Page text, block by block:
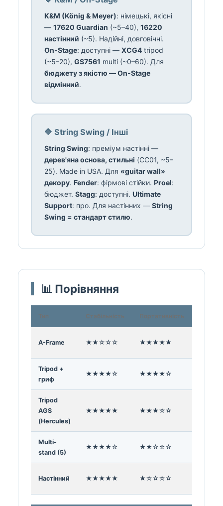
K&M (König & Meyer): німецькі, якісні
— 17620 Guardian (~5–40), 16220
настінний (~5). Надійні, довговічні.
On-Stage: доступні — XCG4 tripod
(~5–20), GS7561 multi (~0–60). Для
бюджету з якістю — On-Stage
відмінний.
🔷 String Swing / Інші
String Swing: преміум настінні —
дерев'яна основа, стильні (CC01, ~5–
25). Made in USA. Для «guitar wall»
декору. Fender: фірмові стійки. Proel:
бюджет. Stagg: доступні. Ultimate
Support: про. Для настінних — String
Swing = стандарт стилю.
📊 Порівняння
Тип Стабільність Портативність
A-Frame ★★☆☆☆ ★★★★★
Tripod +
гриф
★★★★☆ ★★★★☆
Tripod
AGS
(Hercules)
★★★★★ ★★★☆☆
Multi-
stand (5)
★★★★☆ ★★☆☆☆
Настінний ★★★★★ ★☆☆☆☆